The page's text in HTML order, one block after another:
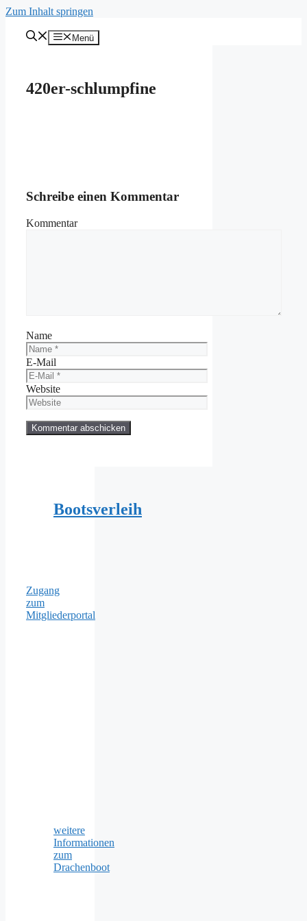
Zum Inhalt springen
Menü
420er-schlumpfine
Schreibe einen Kommentar
Kommentar
Name
E-Mail
Website
Bootsverleih
Zugang
zum
Mitgliederportal
weitere
Informationen
zum
Drachenboot